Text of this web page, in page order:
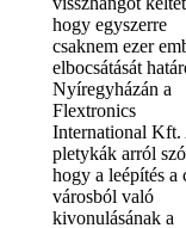
hogy egyszerre
csaknem ezer
elbocsátását
Nyíregyházán a
Flextronics
International Kft.
pletykák arról
hogy a leépítés a
városból való
kivonulásának a